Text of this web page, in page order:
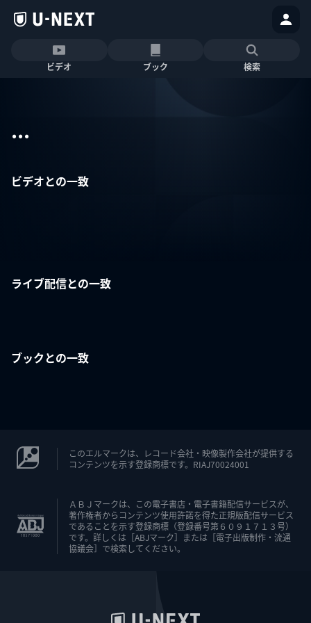
ビデオ ブック 検索
...
ビデオとの一致
ライブ配信との一致
ブックとの一致
このエルマークは、レコード会社・映像製作会社が提供する
コンテンツを示す登録商標です。RIAJ70024001
ＡＢＪマークは、この電子書店・電子書籍配信サービスが、
著作権者からコンテンツ使用許諾を得た正規版配信サービス
であることを示す登録商標（登録番号第６０９１７１３号）
です。詳しくは［ABJマーク］または［電子出版制作・流通
協議会］で検索してください。